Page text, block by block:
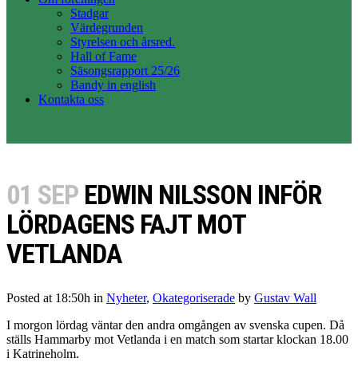
Stadgar
Värdegrunden
Styrelsen och årsred.
Hall of Fame
Säsongsrapport 25/26
Bandy in english
Kontakta oss
01 SEP EDWIN NILSSON INFÖR
LÖRDAGENS FAJT MOT
VETLANDA
Posted at 18:50h in Nyheter, Okategoriserade by Gustav Wall
I morgon lördag väntar den andra omgången av svenska cupen. Då
ställs Hammarby mot Vetlanda i en match som startar klockan 18.00
i Katrineholm.